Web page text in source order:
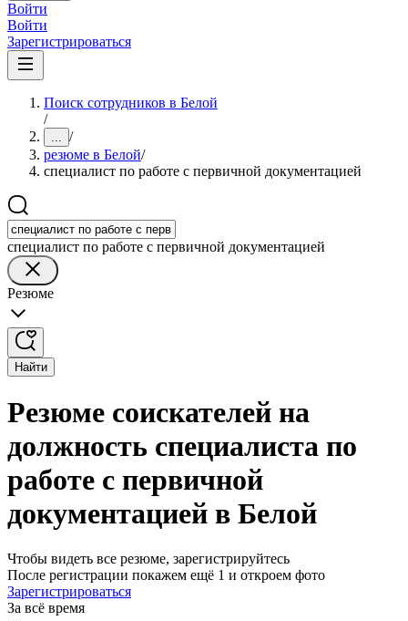
Войти
Войти
Зарегистрироваться
Поиск сотрудников в Белой
/
... /
резюме в Белой/
специалист по работе с первичной документацией
специалист по работе с первичной документацией
Резюме
Найти
Резюме соискателей на
должность специалиста по
работе с первичной
документацией в Белой
Чтобы видеть все резюме, зарегистрируйтесь
После регистрации покажем ещё 1 и откроем фото
Зарегистрироваться
За всё время